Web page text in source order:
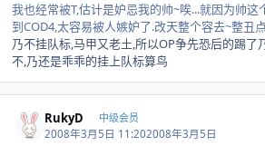
我也经常被T,估计是妒忌我的帅~唉...就因为帅这
到COD4,太容易被人嫉妒了.改天整个容去~整丑点
乃不挂队标,马甲又老土,所以OP争先恐后的踢了
不,乃还是乖乖的挂上队标算鸟
RukyD 中级会员
2008年3月5日 11:202008年3月5日